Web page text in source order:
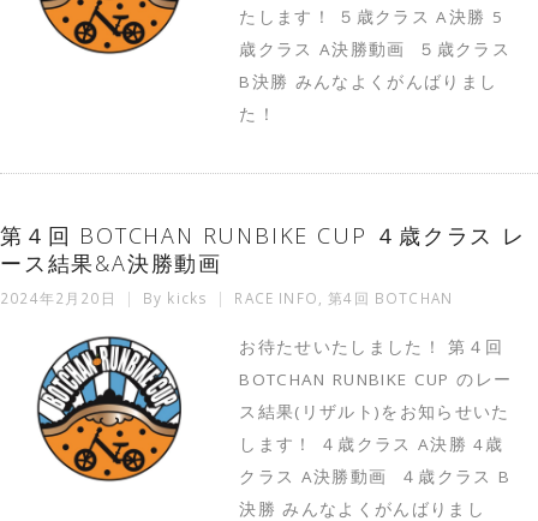
たします！ ５歳クラス A決勝 5
歳クラス A決勝動画 ５歳クラス
B決勝 みんなよくがんばりまし
た！
第４回 BOTCHAN RUNBIKE CUP ４歳クラス レ
ース結果&A決勝動画
2024年2月20日 By kicks RACE INFO ,第4回 BOTCHAN
お待たせいたしました！ 第４回
BOTCHAN RUNBIKE CUP のレー
ス結果(リザルト)をお知らせいた
します！ ４歳クラス A決勝 4歳
クラス A決勝動画 ４歳クラス B
決勝 みんなよくがんばりまし